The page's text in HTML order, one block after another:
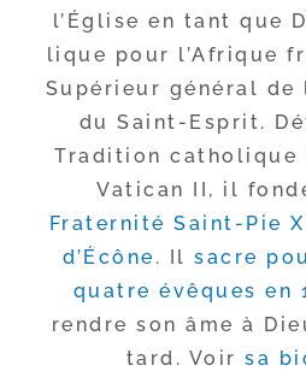
l’Église en tant que
lique pour l’Afrique
Supérieur géné­ral de
du Saint-​Esprit.
Tradition catho­lique
Vatican II, il
Fraternité Saint-​Pie X
d’Écône . Il sacre
quatre évêques en
rendre son âme à
tard. Voirsa